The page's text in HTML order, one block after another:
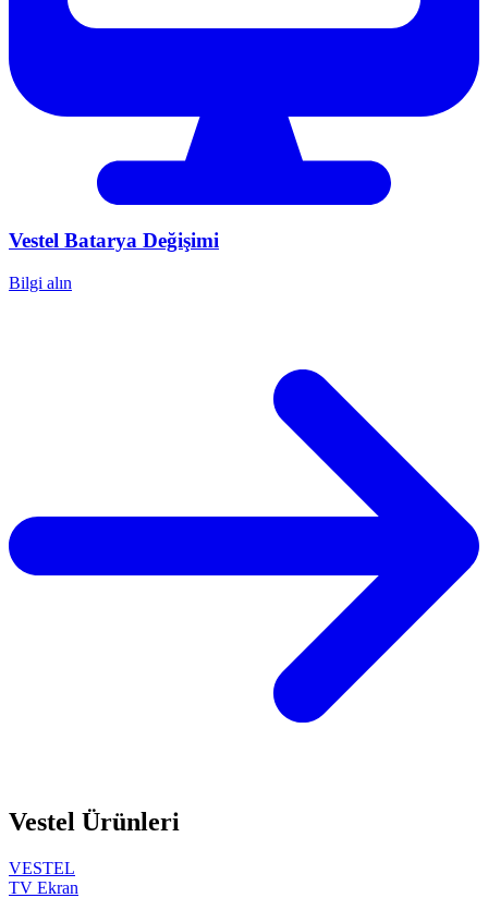
Vestel Batarya Değişimi
Bilgi alın
Vestel Ürünleri
VESTEL
TV Ekran